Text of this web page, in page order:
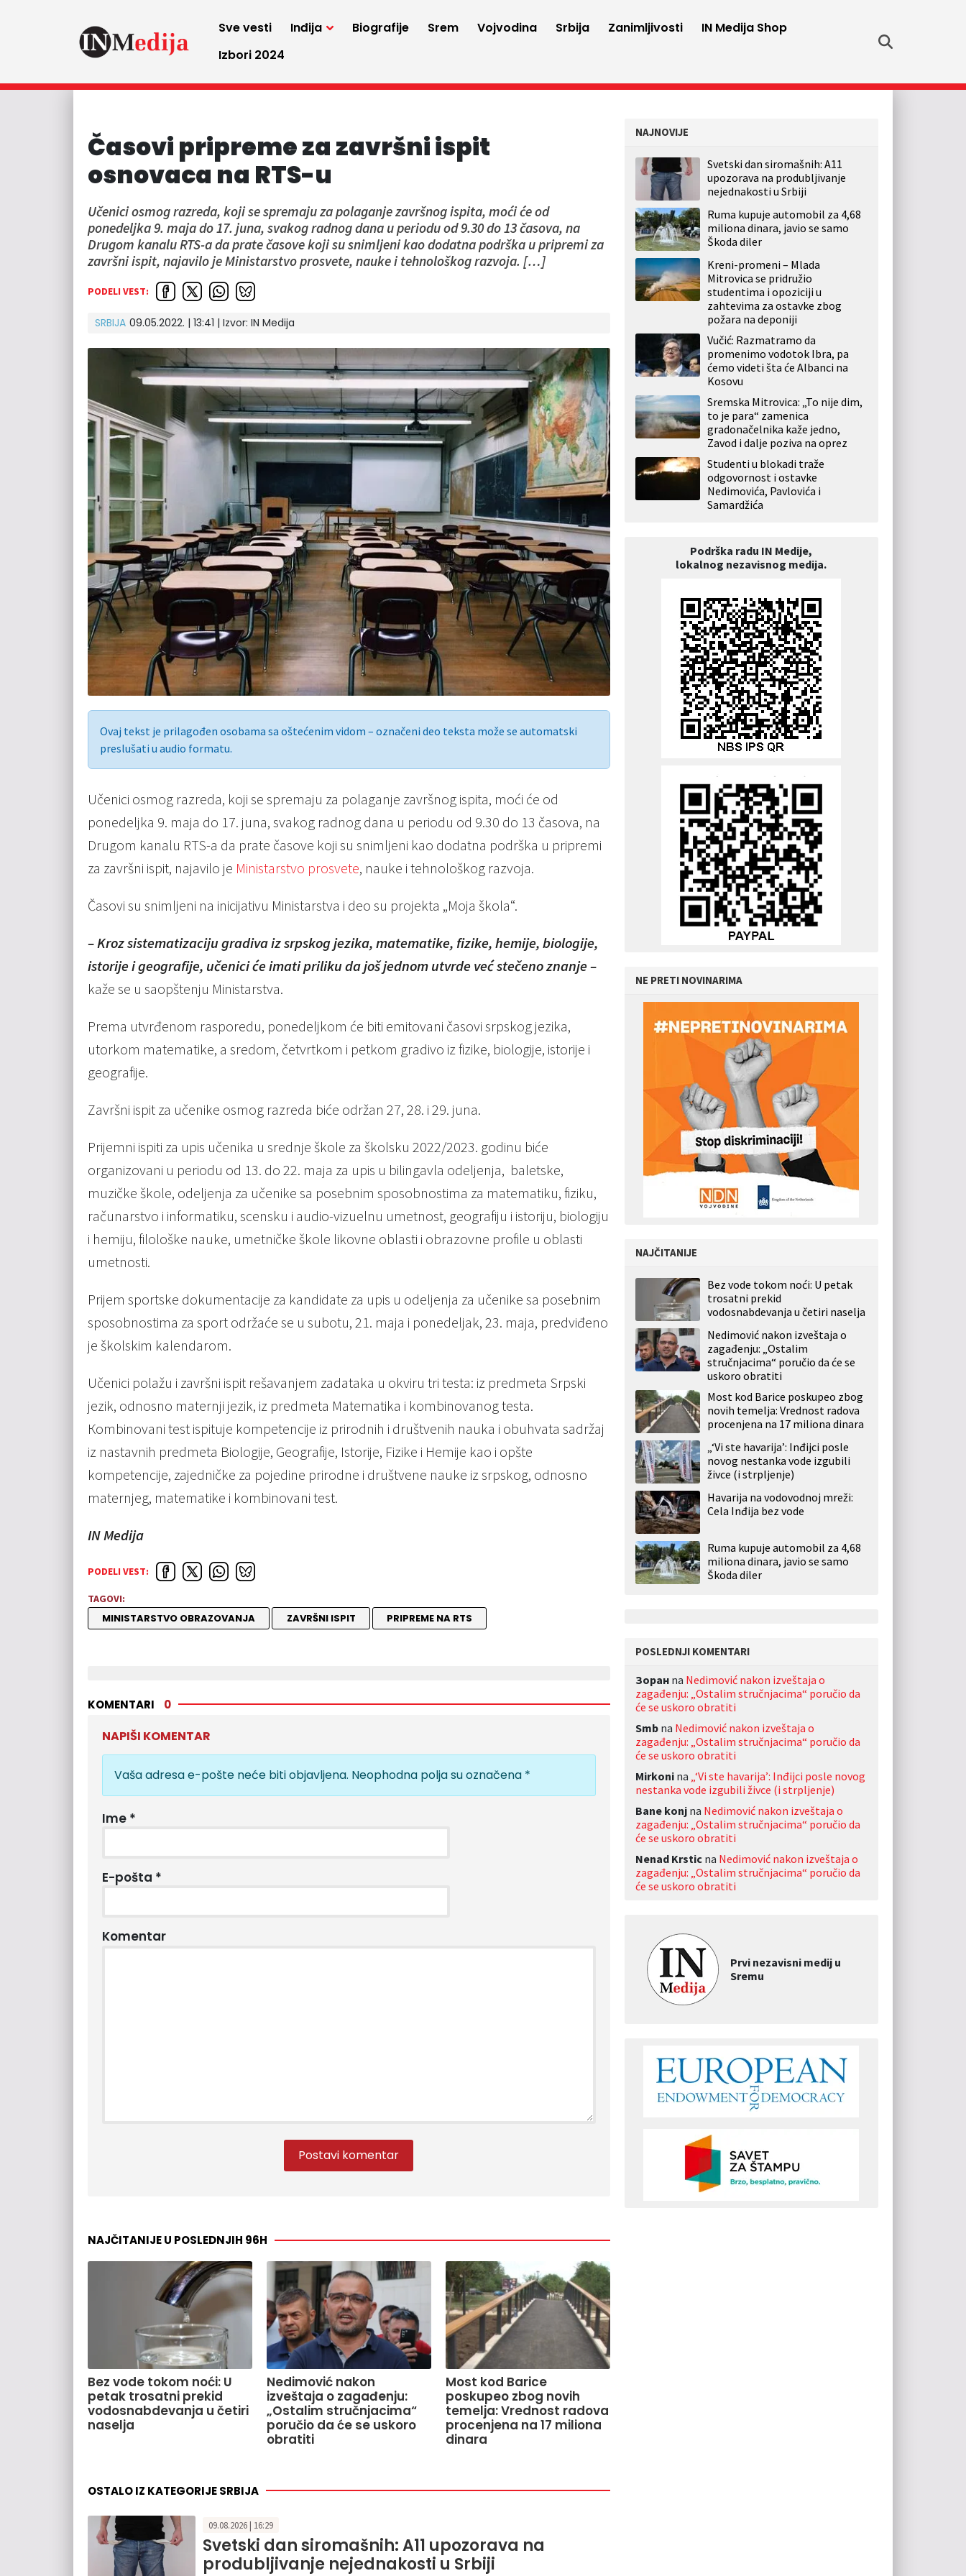
Sve vesti Inđija Biografije Srem Vojvodina Srbija Zanimljivosti
IN Medija Shop
Izbori 2024
Časovi pripreme za završni ispit
osnovaca na RTS-u
Učenici osmog razreda, koji se spremaju za polaganje završnog ispita, moći će od
ponedeljka 9. maja do 17. juna, svakog radnog dana u periodu od 9.30 do 13 časova, na
Drugom kanalu RTS-a da prate časove koji su snimljeni kao dodatna podrška u pripremi za
završni ispit, najavilo je Ministarstvo prosvete, nauke i tehnološkog razvoja. […]
PODELI VEST:
SRBIJA 09.05.2022. | 13:41 | Izvor: IN Medija
Ovaj tekst je prilagođen osobama sa oštećenim vidom – označeni deo teksta može se automatski
preslušati u audio formatu.
Učenici osmog razreda, koji se spremaju za polaganje završnog ispita, moći će od
ponedeljka 9. maja do 17. juna, svakog radnog dana u periodu od 9.30 do 13 časova, na
Drugom kanalu RTS-a da prate časove koji su snimljeni kao dodatna podrška u pripremi
za završni ispit, najavilo je Ministarstvo prosvete, nauke i tehnološkog razvoja.
Časovi su snimljeni na inicijativu Ministarstva i deo su projekta „Moja škola“.
– Kroz sistematizaciju gradiva iz srpskog jezika, matematike, fizike, hemije, biologije,
istorije i geografije, učenici će imati priliku da još jednom utvrde već stečeno znanje –
kaže se u saopštenju Ministarstva.
Prema utvrđenom rasporedu, ponedeljkom će biti emitovani časovi srpskog jezika,
utorkom matematike, a sredom, četvrtkom i petkom gradivo iz fizike, biologije, istorije i
geografije.
Završni ispit za učenike osmog razreda biće održan 27, 28. i 29. juna.
Prijemni ispiti za upis učenika u srednje škole za školsku 2022/2023. godinu biće
organizovani u periodu od 13. do 22. maja za upis u bilingavla odeljenja, baletske,
muzičke škole, odeljenja za učenike sa posebnim sposobnostima za matematiku, fiziku,
računarstvo i informatiku, scensku i audio-vizuelnu umetnost, geografiju i istoriju, biologiju
i hemiju, filološke nauke, umetničke škole likovne oblasti i obrazovne profile u oblasti
umetnosti.
Prijem sportske dokumentacije za kandidate za upis u odeljenja za učenike sa posebnim
sposobnostima za sport održaće se u subotu, 21. maja i ponedeljak, 23. maja, predviđeno
je školskim kalendarom.
Učenici polažu i završni ispit rešavanjem zadataka u okviru tri testa: iz predmeta Srpski
jezik, odnosno maternji jezik, iz predmeta Matematika i kombinovanog testa.
Кombinovani test ispituje kompetencije iz prirodnih i društvenih nauka i obuhvata sadržaj
iz nastavnih predmeta Biologije, Geografije, Istorije, Fizike i Hemije kao i opšte
kompetencije, zajedničke za pojedine prirodne i društvene nauke iz srpskog, odnosno
maternjeg, matematike i kombinovani test.
IN Medija
PODELI VEST:
TAGOVI:
MINISTARSTVO OBRAZOVANJA ZAVRŠNI ISPIT PRIPREME NA RTS
KOMENTARI 0
NAPIŠI KOMENTAR
Vaša adresa e-pošte neće biti objavljena. Neophodna polja su označena *
Ime *
E-pošta *
Komentar
NAJČITANIJE U POSLEDNJIH 96H
Bez vode tokom noći: U
petak trosatni prekid
vodosnabdevanja u četiri
naselja
Nedimović nakon
izveštaja o zagađenju:
„Ostalim stručnjacima“
poručio da će se uskoro
obratiti
Most kod Barice
poskupeo zbog novih
temelja: Vrednost radova
procenjena na 17 miliona
dinara
OSTALO IZ KATEGORIJE SRBIJA
09.08.2026 | 16:29
Svetski dan siromašnih: A11 upozorava na
produbljivanje nejednakosti u Srbiji
NAJNOVIJE
Svetski dan siromašnih: A11
upozorava na produbljivanje
nejednakosti u Srbiji
Ruma kupuje automobil za 4,68
miliona dinara, javio se samo
Škoda diler
Kreni-promeni – Mlada
Mitrovica se pridružio
studentima i opoziciji u
zahtevima za ostavke zbog
požara na deponiji
Vučić: Razmatramo da
promenimo vodotok Ibra, pa
ćemo videti šta će Albanci na
Kosovu
Sremska Mitrovica: „To nije dim,
to je para“ zamenica
gradonačelnika kaže jedno,
Zavod i dalje poziva na oprez
Studenti u blokadi traže
odgovornost i ostavke
Nedimovića, Pavlovića i
Samardžića
Podrška radu IN Medije,
lokalnog nezavisnog medija.
NE PRETI NOVINARIMA
NAJČITANIJE
Bez vode tokom noći: U petak
trosatni prekid
vodosnabdevanja u četiri naselja
Nedimović nakon izveštaja o
zagađenju: „Ostalim
stručnjacima“ poručio da će se
uskoro obratiti
Most kod Barice poskupeo zbog
novih temelja: Vrednost radova
procenjena na 17 miliona dinara
„‘Vi ste havarija’: Inđijci posle
novog nestanka vode izgubili
živce (i strpljenje)
Havarija na vodovodnoj mreži:
Cela Inđija bez vode
Ruma kupuje automobil za 4,68
miliona dinara, javio se samo
Škoda diler
POSLEDNJI KOMENTARI
Зоранna Nedimović nakon izveštaja o
zagađenju: „Ostalim stručnjacima“ poručio da
će se uskoro obratiti
Smbna Nedimović nakon izveštaja o
zagađenju: „Ostalim stručnjacima“ poručio da
će se uskoro obratiti
Mirkonina „‘Vi ste havarija’: Inđijci posle novog
nestanka vode izgubili živce (i strpljenje)
Bane konjna Nedimović nakon izveštaja o
zagađenju: „Ostalim stručnjacima“ poručio da
će se uskoro obratiti
Nenad Krsticna Nedimović nakon izveštaja o
zagađenju: „Ostalim stručnjacima“ poručio da
će se uskoro obratiti
Prvi nezavisni medij u
Sremu